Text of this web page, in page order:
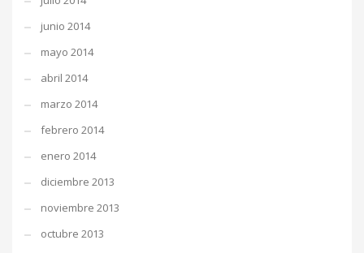
junio 2014
mayo 2014
abril 2014
marzo 2014
febrero 2014
enero 2014
diciembre 2013
noviembre 2013
octubre 2013